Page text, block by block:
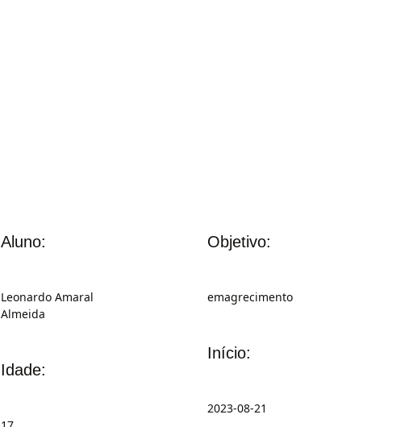
Aluno:
Leonardo Amaral
Almeida
Idade:
Objetivo:
emagrecimento
Início:
2023-08-21